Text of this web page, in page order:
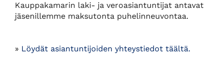
Kauppakamarin laki- ja veroasiantuntijat antavat
jäsenillemme maksutonta puhelinneuvontaa.
» Löydät asiantuntijoiden yhteystiedot täältä.